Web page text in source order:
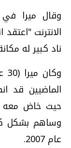
وقال ميرا
الانترنت
ناد كبير له
وساهم بشكل
عام 2007.